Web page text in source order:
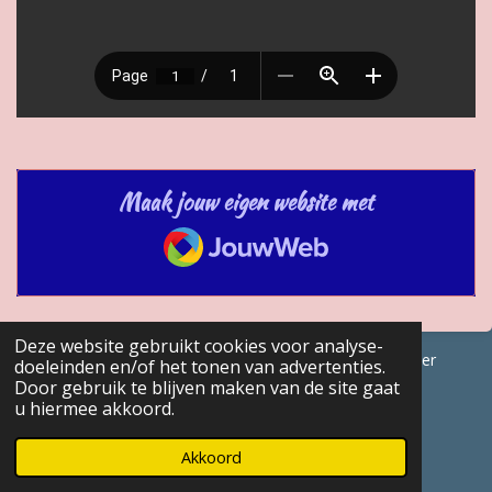
Deze website gebruikt cookies voor analyse-
doeleinden en/of het tonen van advertenties.
Door gebruik te blijven maken van de site gaat
u hiermee akkoord.
Akkoord
Maak jouw eigen website met
JouwWeb
© 2017 - 2026 GENEALOGISCHE Bijdragen Marc Van Acker
Powered byJouwWeb